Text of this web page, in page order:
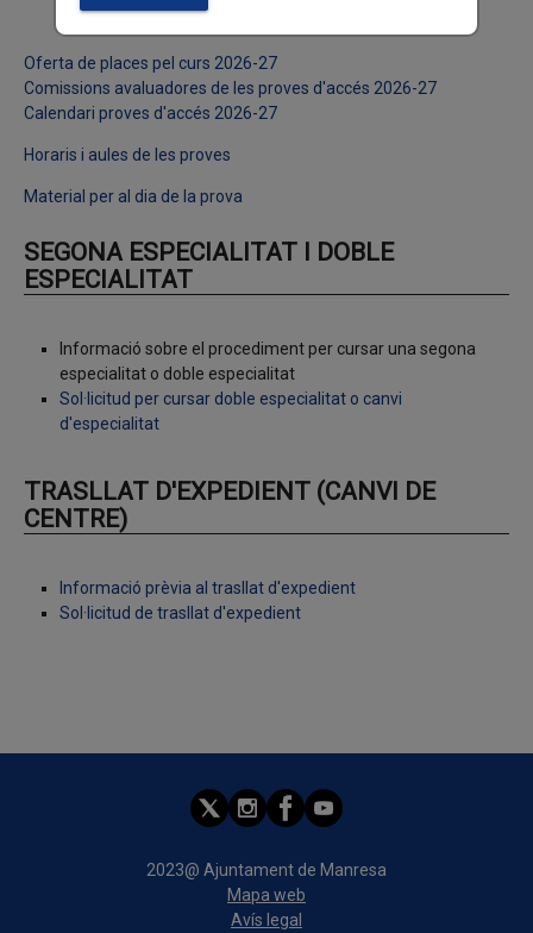
Oferta de places pel curs 2026-27
Comissions avaluadores de les proves d'accés 2026-27
Calendari proves d'accés 2026-27
Horaris i aules de les proves
Material per al dia de la prova
SEGONA ESPECIALITAT I DOBLE
ESPECIALITAT
Informació sobre el procediment per cursar una segona
especialitat o doble especialitat
Sol·licitud per cursar doble especialitat o canvi
d'especialitat
TRASLLAT D'EXPEDIENT (CANVI DE
CENTRE)
Informació prèvia al trasllat d'expedient
Sol·licitud de trasllat d'expedient
2023@ Ajuntament de Manresa
Mapa web
Avís legal